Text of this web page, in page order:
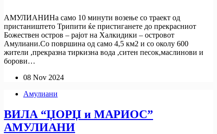
АМУЛИАНИНа само 10 минути возење со траект од
пристаништето Трипити ќе пристиганете до прекрасниот
Божествен остров – рајот на Халкидики – островот
Амулиани.Со површина од само 4,5 км2 и со околу 600
жители ,прекразна тиркизна вода ,ситен песок,маслинови и
борови…
08 Nov 2024
Амулиани
ВИЛА “ЏОРЏ и МАРИОС”
АМУЛИАНИ